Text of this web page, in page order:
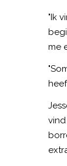
"Ik
me